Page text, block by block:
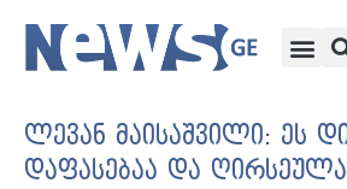
ლევან მაისაშვილი: ეს
დაფასებაა და